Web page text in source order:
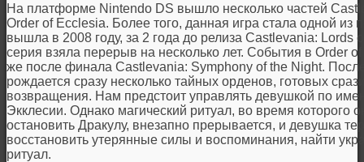
На платформе Nintendo DS вышло несколько частей
Order of Ecclesia. Более того, данная игра стала одной
вышла в 2008 году, за 2 года до релиза Castlevania: Lords
серия взяла перерыв на несколько лет. События в Order
же после финала Castlevania: Symphony of the Night.
рождается сразу несколько тайных орденов, готовых
возвращения. Нам предстоит управлять девушкой по
Экклесии. Однако магический ритуал, во время которого
остановить Дракулу, внезапно прерывается, и девушка
восстановить утерянные силы и воспоминания, найти
ритуал.